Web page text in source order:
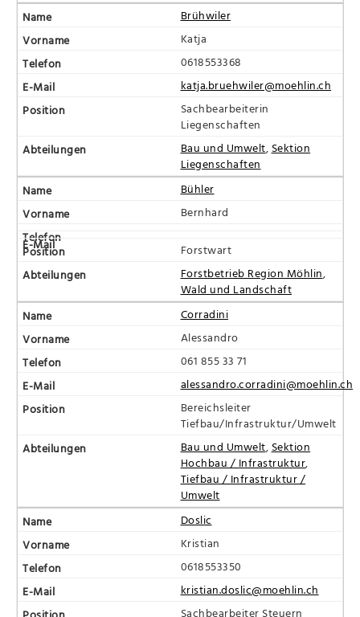
Brühwiler
Katja
0618553368
katja.bruehwiler@moehlin.ch
Sachbearbeiterin
Liegenschaften
Bau und Umwelt, Sektion
Liegenschaften
Bühler
Bernhard
Forstwart
Forstbetrieb Region Möhlin,
Wald und Landschaft
Corradini
Alessandro
061 855 33 71
alessandro.corradini@moehlin.ch
Bereichsleiter
Tiefbau/Infrastruktur/Umwelt
Bau und Umwelt, Sektion
Hochbau / Infrastruktur,
Tiefbau / Infrastruktur /
Umwelt
Doslic
Kristian
0618553350
kristian.doslic@moehlin.ch
Sachbearbeiter Steuern